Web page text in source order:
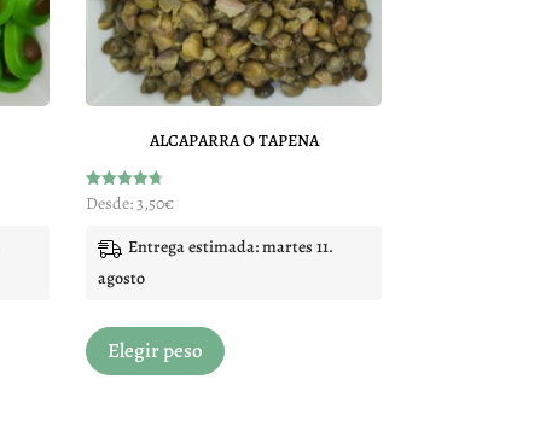
en
la
página
de
producto
ALCAPARRA O TAPENA
Valorado
con
de 5
Desde:3,50€
Entrega estimada: martes 11.
agosto
Elegir peso
producto